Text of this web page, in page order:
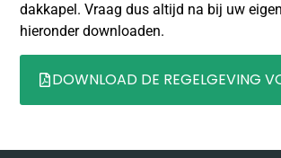
dakkapel. Vraag dus altijd na bij uw
hieronder downloaden.
DOWNLOAD DE REGELGEVING